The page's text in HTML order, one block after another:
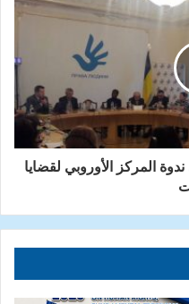
المركز الأوروبي لقضايا